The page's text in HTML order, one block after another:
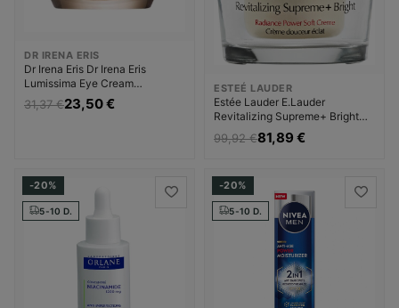
DR IRENA ERIS
Dr Irena Eris Dr Irena Eris
Lumissima Eye Cream
Pigmentinių dėmių šalinimo
priemonė Moterims
31,37 €23,50 €
ESTEÉ LAUDER
Estée Lauder E.Lauder
Revitalizing Supreme+ Bright
Soft Cream Pigmentinių dėmių
šalinimo priemonė Moterims
99,92 €81,89 €
-20%
5-10 D.
-20%
5-10 D.